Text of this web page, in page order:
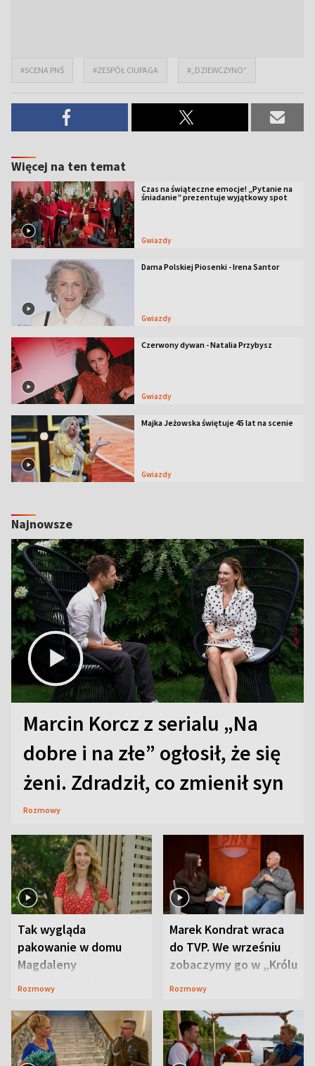
#SCENA PNŚ #ZESPÓŁ CIUPAGA #„DZIEWCZYNO”
Więcej na ten temat
Czas na świąteczne emocje! „Pytanie na
śniadanie” prezentuje wyjątkowy spot
Gwiazdy
Dama Polskiej Piosenki - Irena Santor
Gwiazdy
Czerwony dywan - Natalia Przybysz
Gwiazdy
Majka Jeżowska świętuje 45 lat na scenie
Gwiazdy
Najnowsze
Marcin Korcz z serialu „Na
dobre i na złe” ogłosił, że się
żeni. Zdradził, co zmienił syn
Rozmowy
Tak wygląda
pakowanie w domu
Magdaleny
Waligórskiej-Lisieckiej.
Rozmowy
Marek Kondrat wraca
do TVP. We wrześniu
zobaczymy go w „Królu
Maciusiu I”
Rozmowy